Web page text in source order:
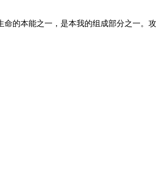
的本能之一，是本我的组成部分之一。